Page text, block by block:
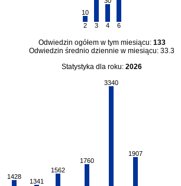
10
2
3 4 6
Odwiedzin ogółem w tym miesiącu: 133
Odwiedzin średnio dziennie w miesiącu: 33.3
Statystyka dla roku: 2026
1428
1341
1562
1760
3340
1907